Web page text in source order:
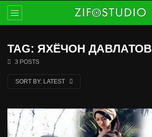
TAG: ЯХЁЧОН ДАВЛАТОВ
3 POSTS
SORT BY: LATEST